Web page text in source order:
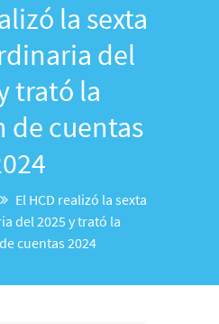
la sexta
del
trató la
de cuentas
El HCD realizó la sexta
del 2025 y trató la
cuentas 2024